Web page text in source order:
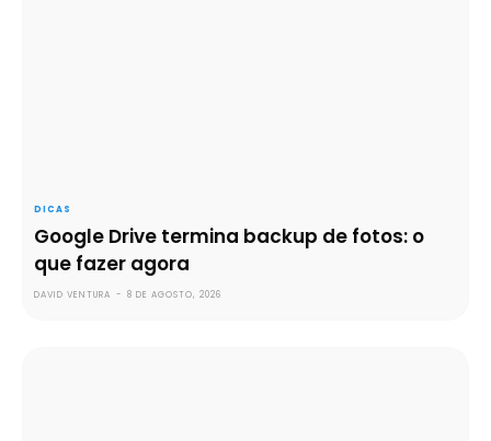
DICAS
Google Drive termina backup de fotos: o
que fazer agora
DAVID VENTURA - 8 DE AGOSTO, 2026